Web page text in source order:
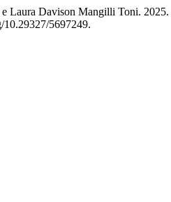
e Laura Davison Mangilli Toni.
10.29327/5697249.